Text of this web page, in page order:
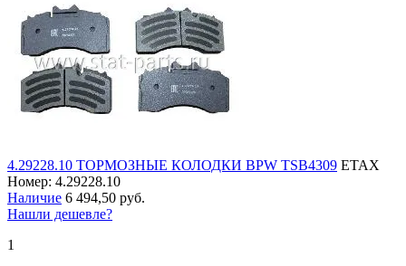
4.29228.10 ТОРМОЗНЫЕ КОЛОДКИ BPW TSB4309 ETAX
Номер: 4.29228.10
Наличие 6 494,50 руб.
Нашли дешевле?
1